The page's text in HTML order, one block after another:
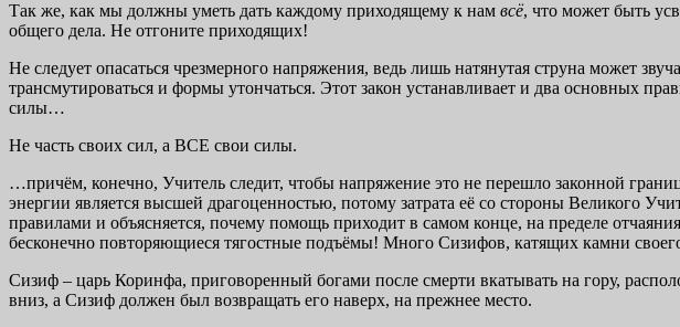
Так же, как мы должны уметь дать каждому приходящему к нам всё, что может быть
общего дела. Не отгоните приходящих!
Не следует опасаться чрезмерного напряжения, ведь лишь натянутая струна может
трансмутироваться и формы утончаться. Этот закон устанавливает и два основных
силы…
Не часть своих сил, а ВСЕ свои силы.
…причём, конечно, Учитель следит, чтобы напряжение это не перешло законной
энергии является высшей драгоценностью, потому затрата её со стороны Великого
правилами и объясняется, почему помощь приходит в самом конце, на пределе
бесконечно повторяющиеся тягостные подъёмы! Много Сизифов, катящих камни
Сизиф – царь Коринфа, приговоренный богами после смерти вкатывать на гору,
вниз, а Сизиф должен был возвращать его наверх, на прежнее место.